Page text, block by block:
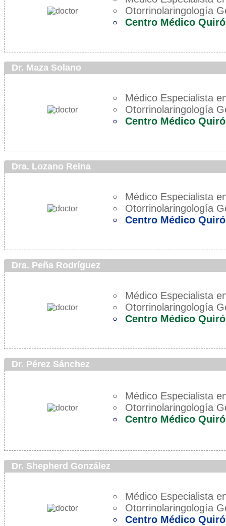
Otorrinolaringología
Centro Médico
Dr. Maza Solano
Médico Especialista
Otorrinolaringología
Centro Médico
Dra. Lozano Reina
Médico Especialista
Otorrinolaringología
Centro Médico
Dra. Peña Rodríguez
Médico Especialista
Otorrinolaringología
Centro Médico
Dr. Pérez Sánchez
Médico Especialista
Otorrinolaringología
Centro Médico
Dr. Shepherd González
Médico Especialista
Otorrinolaringología
Centro Médico